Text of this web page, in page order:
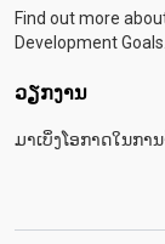
Find out more
Development Goals.
ວຽກງານ
ມາເບິ່ງໂອກາດໃນກາ